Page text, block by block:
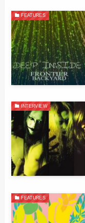
FEATURES
INTERVIEW
FEATURES